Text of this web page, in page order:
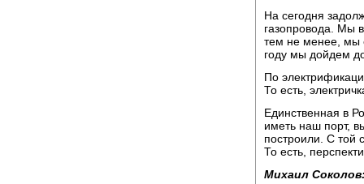
На сегодня
газопровода. Мы
тем не менее, мы
году мы дойдем
По
То есть,
Единственная в
иметь наш порт,
построили. С той
То есть,
Михаил